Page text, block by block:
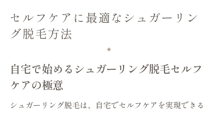
シュガーリング脱毛後の肌ケアで効果を最
大化
資格取得や知識も深まるシュガーリングの世界
シュガーリング脱毛資格取得で広がるスキ
ル
シュガーリング脱毛の知識を深める学び方
セルフケアに最適なシュガーリン
グ脱毛方法
自宅で始めるシュガーリング脱毛セルフ
ケアの極意
シュガーリング脱毛は、自宅でセルフケアを実現できる